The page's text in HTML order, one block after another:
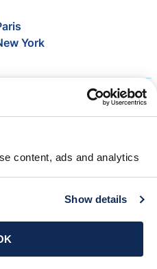
content, ads and analytics
Show details
York